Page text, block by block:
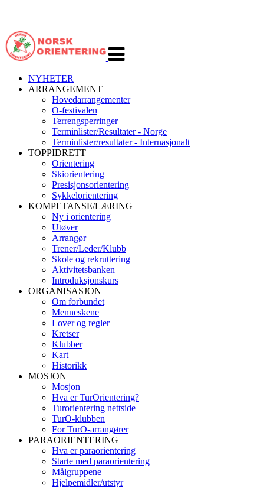
navigasjon
NYHETER
ARRANGEMENT
Hovedarrangementer
O-festivalen
Terrengsperringer
Terminlister/Resultater - Norge
Terminlister/resultater - Internasjonalt
TOPPIDRETT
Orientering
Skiorientering
Presisjonsorientering
Sykkelorientering
KOMPETANSE/LÆRING
Ny i orientering
Utøver
Arrangør
Trener/Leder/Klubb
Skole og rekruttering
Aktivitetsbanken
Introduksjonskurs
ORGANISASJON
Om forbundet
Menneskene
Lover og regler
Kretser
Klubber
Kart
Historikk
MOSJON
Mosjon
Hva er TurOrientering?
Turorientering nettside
TurO-klubben
For TurO-arrangører
PARAORIENTERING
Hva er paraorientering
Starte med paraorientering
Målgruppene
Hjelpemidler/utstyr